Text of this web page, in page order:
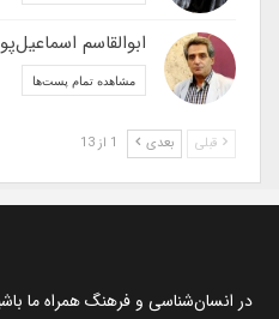
ابوالقاسم اسماعیل‌پور
مشاهده تمام پست‌ها
قبلی بعدی
در انسان‌شناسی و فرهنگ همراه ما باشید